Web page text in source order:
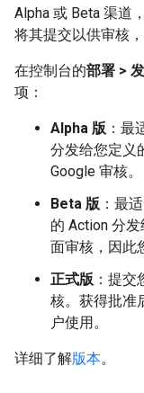
Alpha 或 Beta 渠道
将其提交以供审核
在控制台的部署 >
项：
Alpha 版 ：最
分发给您定义
Google 审核。
Beta 版 ：最
的 Action 分
面审核，因此
正式版 ：提
核。获得批准
户使用。
详细了解版本。